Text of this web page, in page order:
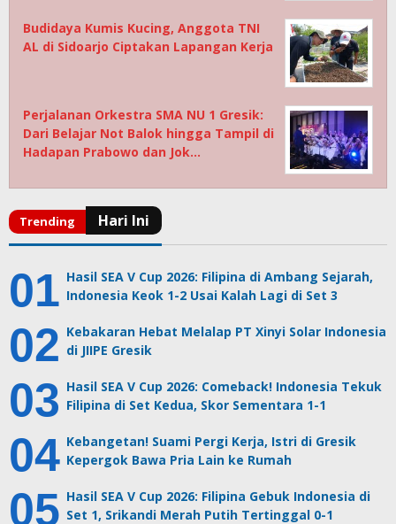
Budidaya Kumis Kucing, Anggota TNI
AL di Sidoarjo Ciptakan Lapangan Kerja
Perjalanan Orkestra SMA NU 1 Gresik:
Dari Belajar Not Balok hingga Tampil di
Hadapan Prabowo dan Jok…
Hasil SEA V Cup 2026: Filipina di Ambang Sejarah,
Indonesia Keok 1-2 Usai Kalah Lagi di Set 3
Kebakaran Hebat Melalap PT Xinyi Solar Indonesia
di JIIPE Gresik
Hasil SEA V Cup 2026: Comeback! Indonesia Tekuk
Filipina di Set Kedua, Skor Sementara 1-1
Kebangetan! Suami Pergi Kerja, Istri di Gresik
Kepergok Bawa Pria Lain ke Rumah
Hasil SEA V Cup 2026: Filipina Gebuk Indonesia di
Set 1, Srikandi Merah Putih Tertinggal 0-1